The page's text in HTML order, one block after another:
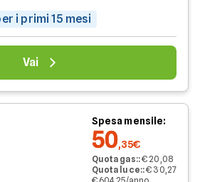
i primi 15 mesi
Vai
Spesa mensile:
50,35€
Quota gas::€ 20,08
Quota luce::€ 30,27